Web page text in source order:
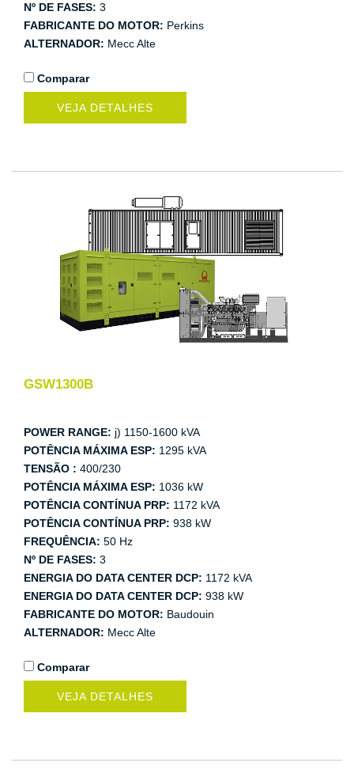
Nº DE FASES: 3
FABRICANTE DO MOTOR: Perkins
ALTERNADOR: Mecc Alte
Comparar
VEJA DETALHES
GSW1300B
POWER RANGE: j) 1150-1600 kVA
POTÊNCIA MÁXIMA ESP: 1295 kVA
TENSÃO : 400/230
POTÊNCIA MÁXIMA ESP: 1036 kW
POTÊNCIA CONTÍNUA PRP: 1172 kVA
POTÊNCIA CONTÍNUA PRP: 938 kW
FREQUÊNCIA: 50 Hz
Nº DE FASES: 3
ENERGIA DO DATA CENTER DCP: 1172 kVA
ENERGIA DO DATA CENTER DCP: 938 kW
FABRICANTE DO MOTOR: Baudouin
ALTERNADOR: Mecc Alte
Comparar
VEJA DETALHES